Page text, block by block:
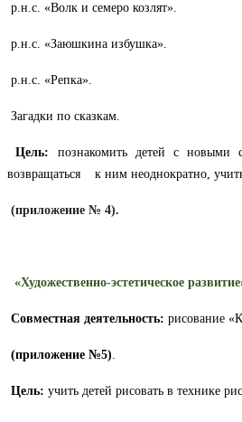
р.н.с. «Волк и семеро козлят».
р.н.с. «Заюшкина избушка».
р.н.с. «Репка».
Загадки по сказкам.
Цель: познакомить детей с новыми
возвращаться к ним неоднократно, учить
(приложение № 4).
«Художественно-эстетическое
Совместная деятельность: рисование
(приложение №5).
Цель: учить детей рисовать в технике